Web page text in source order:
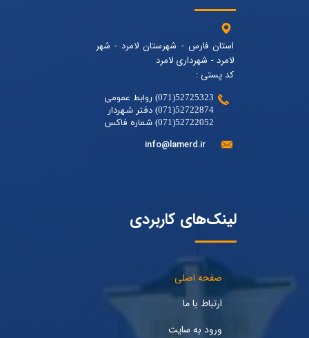
استان فارس - شهرستان لامرد - شهر
لامرد - شهرداری لامرد
کد پستی :
52725323(071) روابط عمومی
52722874(071) دفتر شهردار
52722052(071) شماره فاکس
info@lamerd.ir
لینک‌های کاربردی
صفحه اصلی
ارتباط با ما
ورود به سایت